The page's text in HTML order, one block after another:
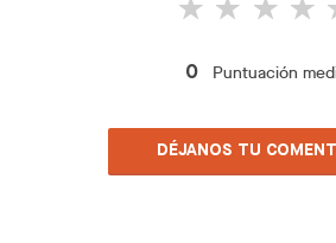
0 Puntuación
DÉJANOS TU